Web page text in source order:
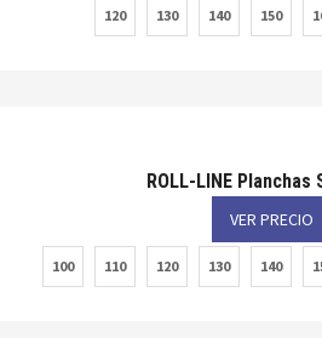
120 130 140 150
ROLL-LINE Planchas
VER PRECIO
100 110 120 130 140